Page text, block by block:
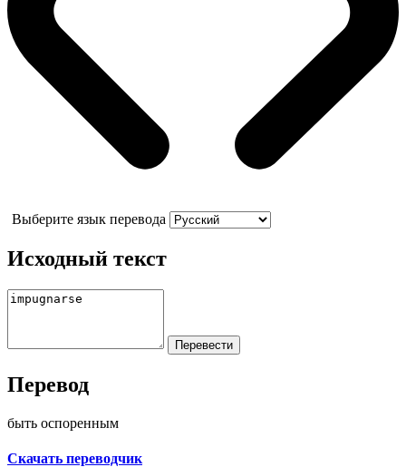
Выберите язык перевода
Исходный текст
Перевод
быть оспоренным
Скачать переводчик